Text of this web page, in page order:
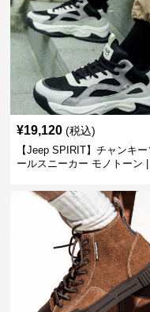
¥19,120 (税込)
【Jeep SPIRIT】チャンキー
ールスニーカー モノトーン